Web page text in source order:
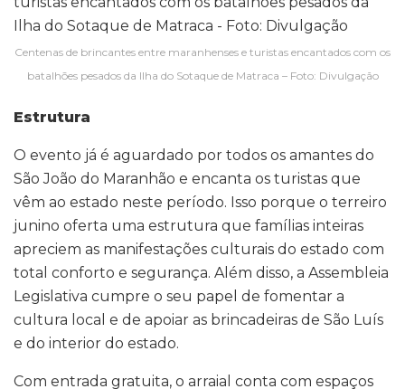
Centenas de brincantes entre maranhenses e turistas encantados com os
batalhões pesados da Ilha do Sotaque de Matraca – Foto: Divulgação
Estrutura
O evento já é aguardado por todos os amantes do
São João do Maranhão e encanta os turistas que
vêm ao estado neste período. Isso porque o terreiro
junino oferta uma estrutura que famílias inteiras
apreciem as manifestações culturais do estado com
total conforto e segurança. Além disso, a Assembleia
Legislativa cumpre o seu papel de fomentar a
cultura local e de apoiar as brincadeiras de São Luís
e do interior do estado.
Com entrada gratuita, o arraial conta com espaços